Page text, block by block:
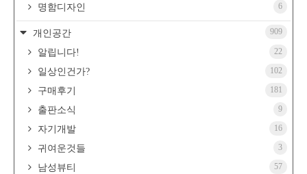
명함디자인 6
개인공간 909
알립니다! 22
일상인건가? 102
구매후기 181
출판소식 9
자기개발 16
귀여운것들 3
남성뷰티 57